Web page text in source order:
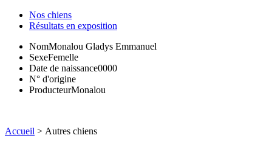
Nos chiens
Résultats en exposition
NomMonalou Gladys Emmanuel
SexeFemelle
Date de naissance0000
N° d'origine
ProducteurMonalou
Accueil > Autres chiens